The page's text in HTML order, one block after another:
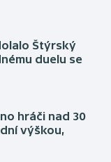
Štýrský
duelu se
hráči nad 30
výškou,